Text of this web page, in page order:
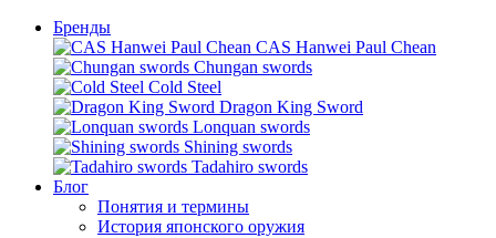
Бренды
CAS Hanwei Paul Chean
Chungan swords
Cold Steel
Dragon King Sword
Lonquan swords
Shining swords
Tadahiro swords
Блог
Понятия и термины
История японского оружия